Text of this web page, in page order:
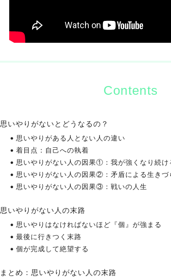
Contents
思いやりがないとどうなるの？
思いやりがある人とない人の違い
着目点：自己への執着
思いやりがない人の因果①：我が強くなり続け
思いやりがない人の因果②：矛盾による生きづ
思いやりがない人の因果③：戦いの人生
思いやりがない人の末路
思いやりはなければないほど『個』が強まる
最後に行きつく末路
個が完成して絶望する
まとめ：思いやりがない人の末路